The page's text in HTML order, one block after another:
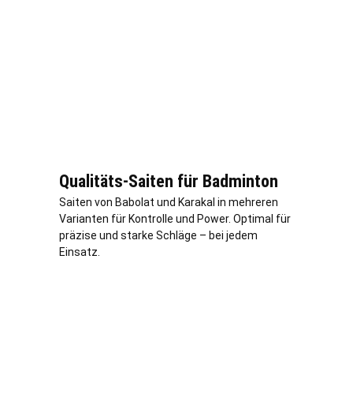
Qualitäts-Saiten für Badminton
Saiten von Babolat und Karakal in mehreren
Varianten für Kontrolle und Power. Optimal für
präzise und starke Schläge – bei jedem
Einsatz.